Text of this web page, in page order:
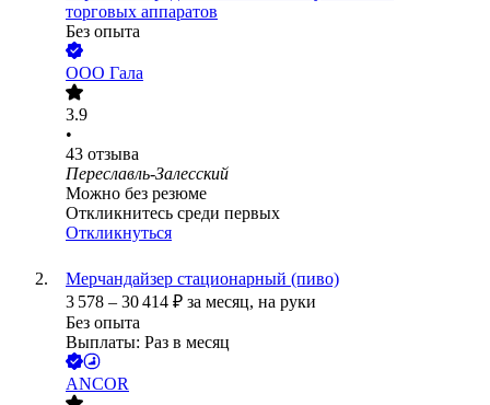
торговых аппаратов
Без опыта
ООО Гала
3.9
•
43 отзыва
Переславль-Залесский
Можно без резюме
Откликнитесь среди первых
Откликнуться
Мерчандайзер стационарный (пиво)
3 578 – 30 414 ₽ за месяц, на руки
Без опыта
Выплаты: Раз в месяц
ANCOR